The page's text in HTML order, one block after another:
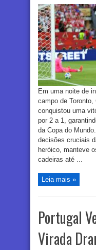
Em uma noite de
campo de Toronto,
conquistou uma
por 2 a 1,
da Copa do
decisões cruciais
heróico, manteve
cadeiras até ...
Leia mais »
Portugal
Virada